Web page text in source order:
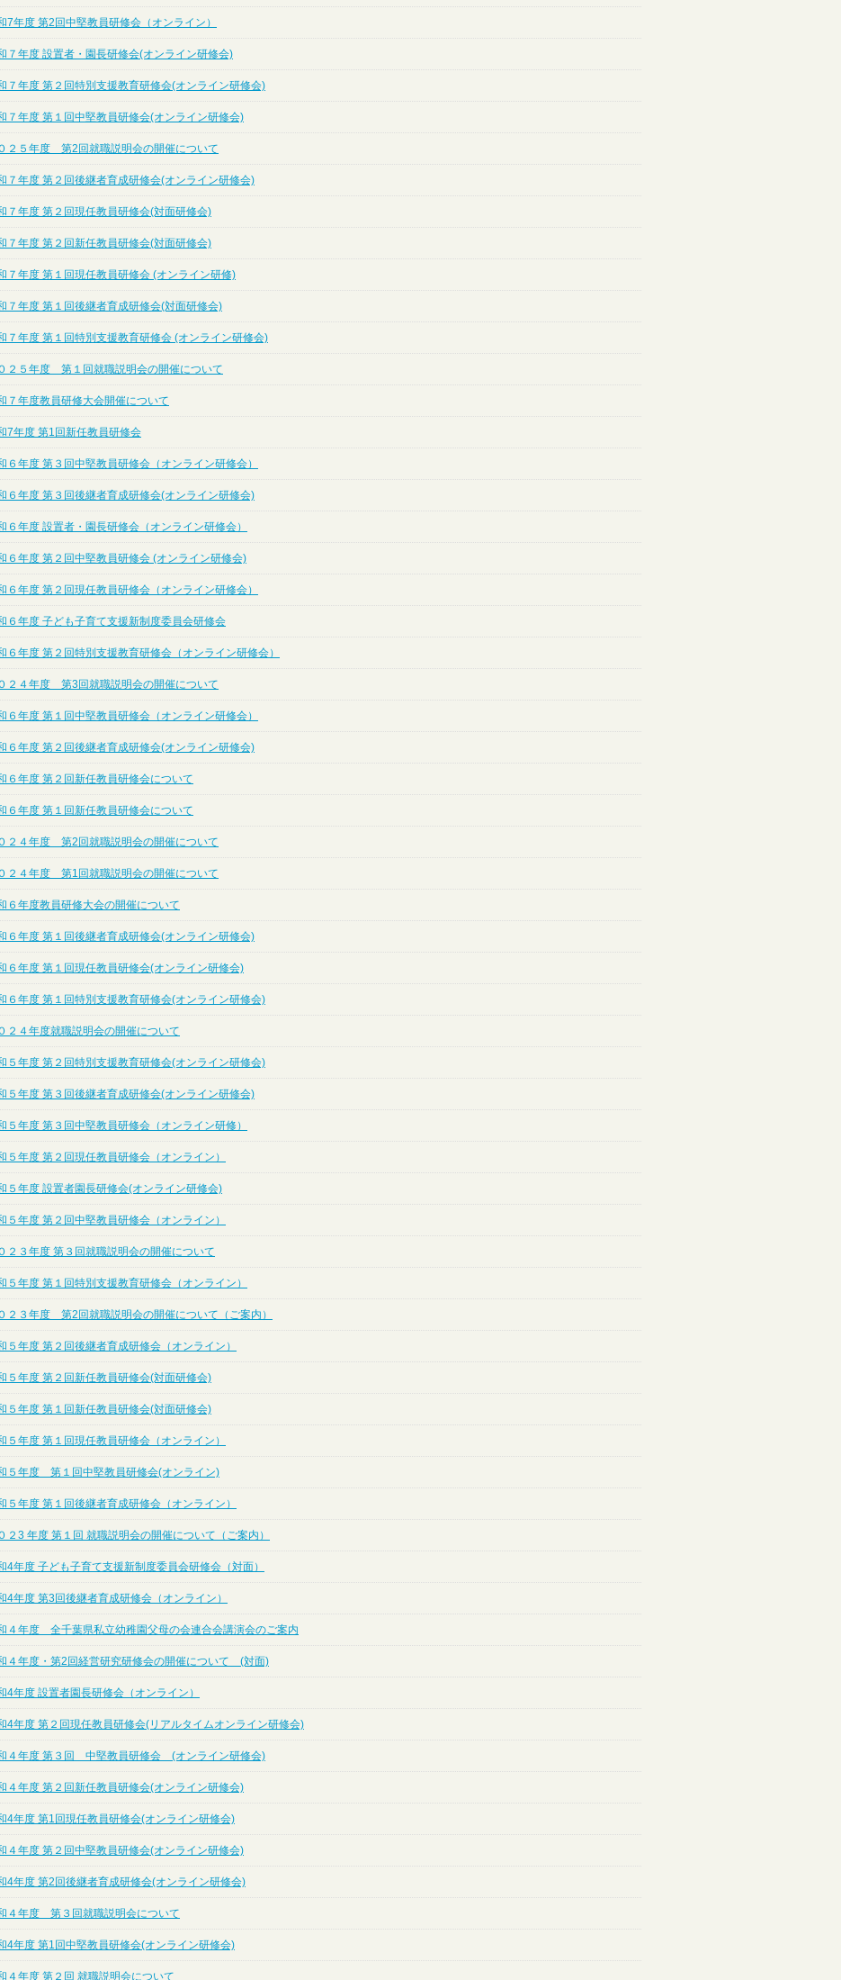
7年度 第2回中堅教員研修会（オンライン）
７年度 設置者・園長研修会(オンライン研修会)
７年度 第２回特別支援教育研修会(オンライン研修会)
７年度 第１回中堅教員研修会(オンライン研修会)
２５年度 第2回就職説明会の開催について
７年度 第２回後継者育成研修会(オンライン研修会)
７年度 第２回現任教員研修会(対面研修会)
７年度 第２回新任教員研修会(対面研修会)
７年度 第１回現任教員研修会 (オンライン研修)
７年度 第１回後継者育成研修会(対面研修会)
７年度 第１回特別支援教育研修会 (オンライン研修会)
２５年度 第１回就職説明会の開催について
７年度教員研修大会開催について
7年度 第1回新任教員研修会
６年度 第３回中堅教員研修会（オンライン研修会）
６年度 第３回後継者育成研修会(オンライン研修会)
６年度 設置者・園長研修会（オンライン研修会）
６年度 第２回中堅教員研修会 (オンライン研修会)
６年度 第２回現任教員研修会（オンライン研修会）
６年度 子ども子育て支援新制度委員会研修会
６年度 第２回特別支援教育研修会（オンライン研修会）
２４年度 第3回就職説明会の開催について
６年度 第１回中堅教員研修会（オンライン研修会）
６年度 第２回後継者育成研修会(オンライン研修会)
６年度 第２回新任教員研修会について
６年度 第１回新任教員研修会について
２４年度 第2回就職説明会の開催について
２４年度 第1回就職説明会の開催について
６年度教員研修大会の開催について
６年度 第１回後継者育成研修会(オンライン研修会)
６年度 第１回現任教員研修会(オンライン研修会)
６年度 第１回特別支援教育研修会(オンライン研修会)
２４年度就職説明会の開催について
５年度 第２回特別支援教育研修会(オンライン研修会)
５年度 第３回後継者育成研修会(オンライン研修会)
５年度 第３回中堅教員研修会（オンライン研修）
５年度 第２回現任教員研修会（オンライン）
５年度 設置者園長研修会(オンライン研修会)
５年度 第２回中堅教員研修会（オンライン）
２３年度 第３回就職説明会の開催について
５年度 第１回特別支援教育研修会（オンライン）
２３年度 第2回就職説明会の開催について（ご案内）
５年度 第２回後継者育成研修会（オンライン）
５年度 第２回新任教員研修会(対面研修会)
５年度 第１回新任教員研修会(対面研修会)
５年度 第１回現任教員研修会（オンライン）
５年度 第１回中堅教員研修会(オンライン)
５年度 第１回後継者育成研修会（オンライン）
２3 年度 第１回 就職説明会の開催について（ご案内）
4年度 子ども子育て支援新制度委員会研修会（対面）
4年度 第3回後継者育成研修会（オンライン）
４年度 全千葉県私立幼稚園父母の会連合会講演会のご案内
４年度・第2回経営研究研修会の開催について (対面)
4年度 設置者園長研修会（オンライン）
4年度 第２回現任教員研修会(リアルタイムオンライン研修会)
４年度 第３回 中堅教員研修会 (オンライン研修会)
４年度 第２回新任教員研修会(オンライン研修会)
4年度 第1回現任教員研修会(オンライン研修会)
４年度 第２回中堅教員研修会(オンライン研修会)
4年度 第2回後継者育成研修会(オンライン研修会)
４年度 第３回就職説明会について
4年度 第1回中堅教員研修会(オンライン研修会)
４年度 第２回 就職説明会について